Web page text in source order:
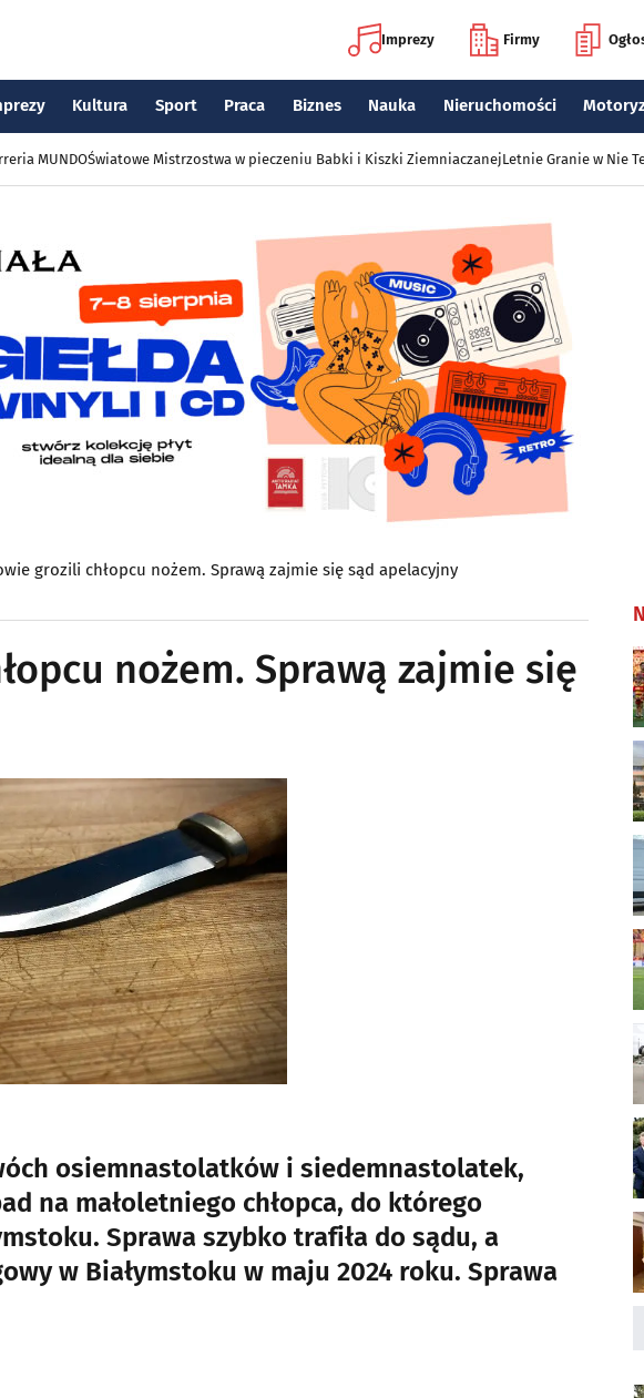
Imprezy Firmy
Kultura Sport Praca Biznes Nauka Nieruchomości
MUNDOŚwiatowe Mistrzostwa w pieczeniu Babki i Kiszki ZiemniaczanejLetnie Granie w Nie
grozili chłopcu nożem. Sprawą zajmie się sąd apelacyjny
nożem. Sprawą zajmie się
osiemnastolatków i siedemnastolatek,
na małoletniego chłopca, do którego
Sprawa szybko trafiła do sądu, a
w Białymstoku w maju 2024 roku. Sprawa